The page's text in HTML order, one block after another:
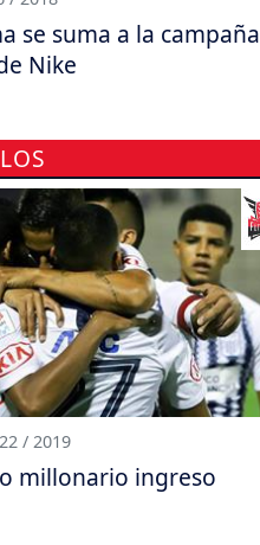
se suma a la campaña
Nike
/ 2019
millonario ingreso